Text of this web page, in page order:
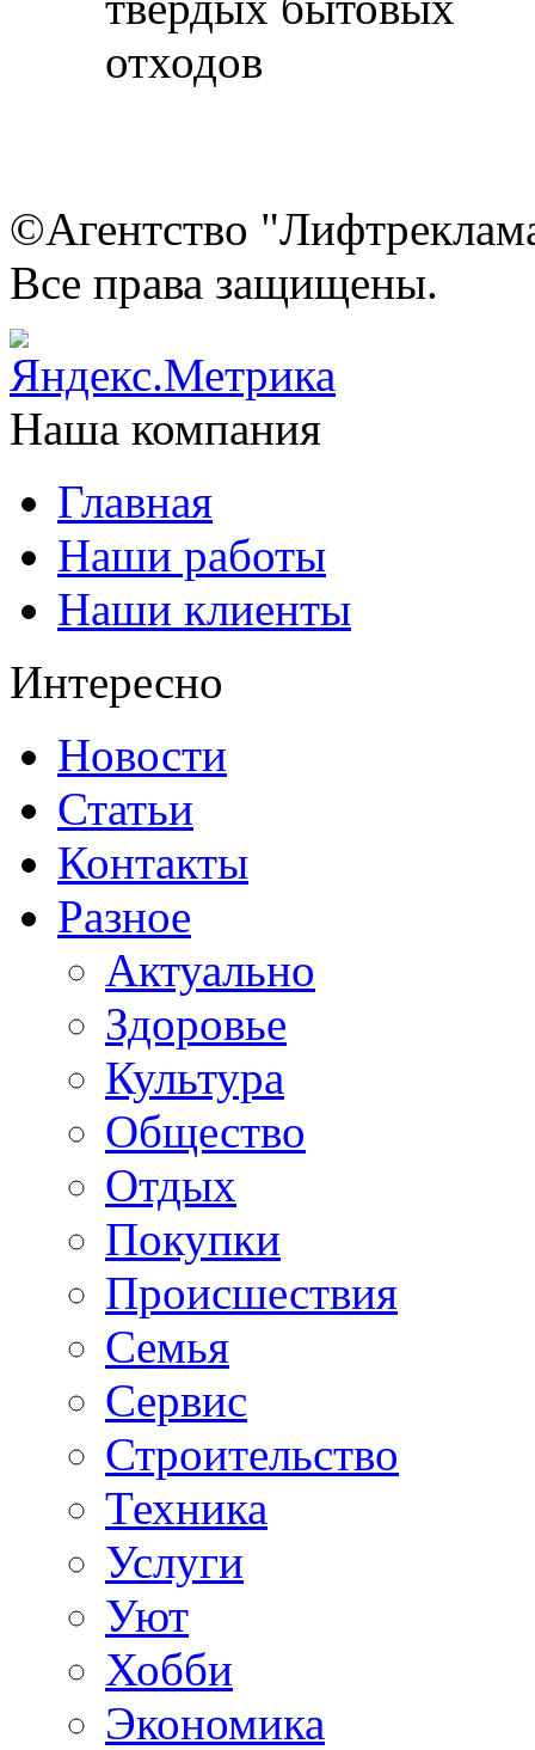
©Агентство
Все права защищены.
Наша компания
Главная
Наши работы
Наши клиенты
Интересно
Новости
Статьи
Контакты
Разное
Актуально
Здоровье
Культура
Общество
Отдых
Покупки
Происшествия
Семья
Сервис
Строительство
Техника
Услуги
Уют
Хобби
Экономика